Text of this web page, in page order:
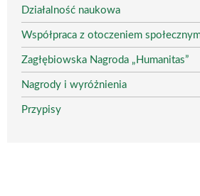
Działalność naukowa
Współpraca z otoczeniem
Zagłębiowska Nagroda „Humanitas”
Nagrody i wyróżnienia
Przypisy